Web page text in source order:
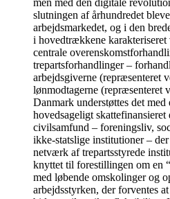
men med den digitale
slutningen af århundredet
arbejdsmarkedet, og i den
i hovedtrækkene karakteriseret
centrale
trepartsforhandlinger –
arbejdsgiverne (repræsenteret
lønmodtagerne
Danmark understøttes det
hovedsageligt skattefinansieret
civilsamfund – foreningsliv,
ikke-statslige institutioner –
netværk af trepartsstyrede
knyttet til forestillingen om en
med løbende omskolinger og
arbejdsstyrken, der forventes